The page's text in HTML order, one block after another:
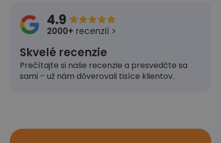
4.9 
2000+ recenzií >
Skvelé recenzie
Prečítajte si naše recenzie a presvedčte sa
sami – už nám dôverovali tisíce klientov.